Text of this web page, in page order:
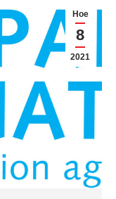
Ное
8
2021